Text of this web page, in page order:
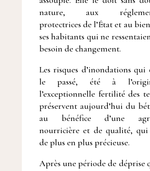
nature, aux
protectrices de l’État et au
ses habitants qui ne
besoin de changement.
Les risques d’inondations
le passé, été à
l’exceptionnelle fertilité des
préservent aujourd’hui du
au bénéfice d’une
nourricière et de qualité, qui
de plus en plus précieuse.
Après une période de déprise